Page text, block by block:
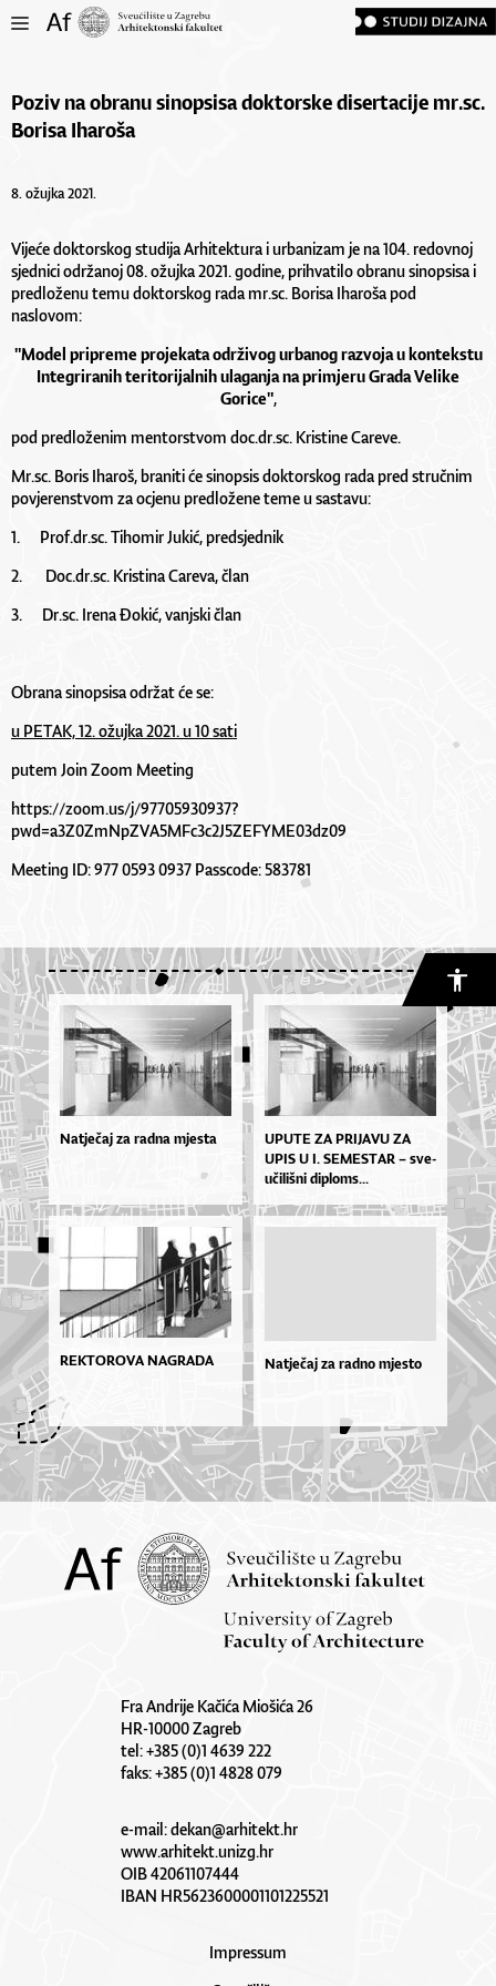
Poziv na obranu sinopsisa doktorske disertacije mr.sc.
Borisa Iharoša
8. ožujka 2021.
Vijeće doktorskog studija Arhitektura i urbanizam je na 104. redovnoj
sjednici održanoj 08. ožujka 2021. godine, prihvatilo obranu sinopsisa i
predloženu temu doktorskog rada mr.sc. Borisa Iharoša pod
naslovom:
"Model pripreme projekata održivog urbanog razvoja u kontekstu
Integriranih teritorijalnih ulaganja na primjeru Grada Velike
Gorice",
pod predloženim mentorstvom doc.dr.sc. Kristine Careve.
Mr.sc. Boris Iharoš,braniti će sinopsis doktorskog rada pred stručnim
povjerenstvom za ocjenu predložene teme u sastavu:
1. Prof.dr.sc. Tihomir Jukić, predsjednik
2. Doc.dr.sc. Kristina Careva, član
3. Dr.sc. Irena Đokić, vanjski član
Obrana sinopsisa održat će se:
u PETAK, 12. ožujka 2021. u 10 sati
putem Join Zoom Meeting
https://zoom.us/j/97705930937?
pwd=a3Z0ZmNpZVA5MFc3c2J5ZEFYME03dz09
Meeting ID: 977 0593 0937 Passcode: 583781
Natječaj za radna mjesta
UPU­TE ZA PRI­JA­VU ZA
UPIS U I. SE­MES­TAR – sve­
u­či­liš­ni di­plo­ms...
REKTOROVA NAGRADA Natječaj za radno mjesto
Fra Andrije Kačića Miošića 26
HR-10000 Zagreb
tel: +385 (0)1 4639 222
faks: +385 (0)1 4828 079
e-mail:dekan@arhitekt.hr
www.arhitekt.unizg.hr
OIB 42061107444
IBAN HR5623600001101225521
Impressum